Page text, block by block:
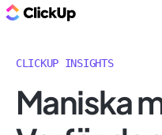
CLICKUP INSIGHTS
Maniska